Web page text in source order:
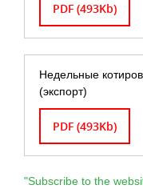
PDF (493Kb)
Недельные
(экспорт)
PDF (493Kb)
"Subscribe to the